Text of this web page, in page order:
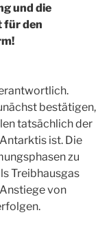
und die
für den
bestätigen,
tatsächlich der
ist. Die
zu
Treibhausgas
von